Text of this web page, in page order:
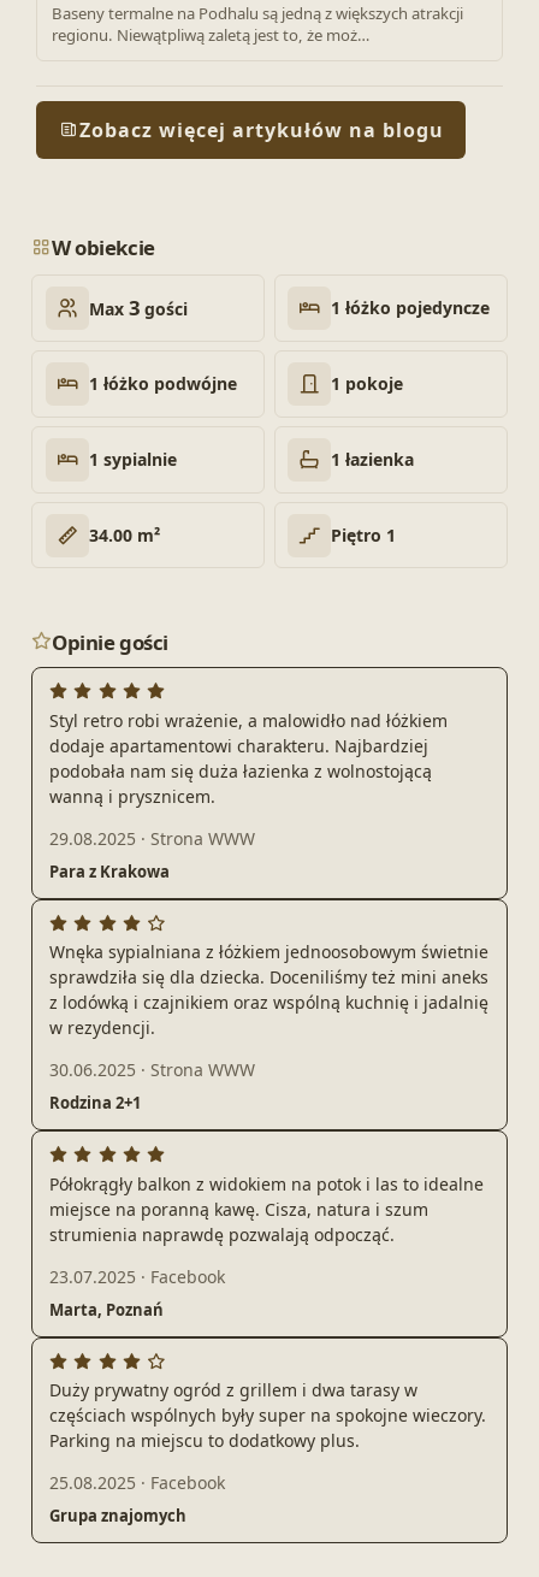
Baseny termalne na Podhalu są jedną z większych atrakcji
regionu. Niewątpliwą zaletą jest to, że moż…
Zobacz więcej artykułów na blogu
W obiekcie
Max 3 gości 1 łóżko pojedyncze
1 łóżko podwójne 1 pokoje
1 sypialnie 1 łazienka
34.00 m² Piętro 1
Opinie gości
Styl retro robi wrażenie, a malowidło nad łóżkiem
dodaje apartamentowi charakteru. Najbardziej
podobała nam się duża łazienka z wolnostojącą
wanną i prysznicem.
29.08.2025 · Strona WWW
Para z Krakowa
Wnęka sypialniana z łóżkiem jednoosobowym świetnie
sprawdziła się dla dziecka. Doceniliśmy też mini aneks
z lodówką i czajnikiem oraz wspólną kuchnię i jadalnię
w rezydencji.
30.06.2025 · Strona WWW
Rodzina 2+1
Półokrągły balkon z widokiem na potok i las to idealne
miejsce na poranną kawę. Cisza, natura i szum
strumienia naprawdę pozwalają odpocząć.
23.07.2025 · Facebook
Marta, Poznań
Duży prywatny ogród z grillem i dwa tarasy w
częściach wspólnych były super na spokojne wieczory.
Parking na miejscu to dodatkowy plus.
25.08.2025 · Facebook
Grupa znajomych